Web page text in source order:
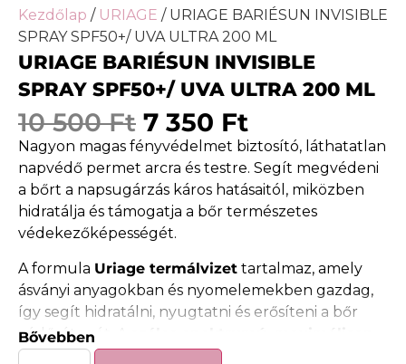
Kezdőlap / URIAGE / URIAGE BARIÉSUN INVISIBLE
SPRAY SPF50+/ UVA ULTRA 200 ML
URIAGE BARIÉSUN INVISIBLE
SPRAY SPF50+/ UVA ULTRA 200 ML
10 500Ft 7 350 Ft
Nagyon magas fényvédelmet biztosító, láthatatlan
napvédő permet arcra és testre. Segít megvédeni
a bőrt a napsugárzás káros hatásaitól, miközben
hidratálja és támogatja a bőr természetes
védekezőképességét.
A formula Uriage termálvizet tartalmaz, amely
ásványi anyagokban és nyomelemekben gazdag,
így segít hidratálni, nyugtatni és erősíteni a bőr
védőrétegét. A
fotostabil UV-szűrő komplex
Bővebben